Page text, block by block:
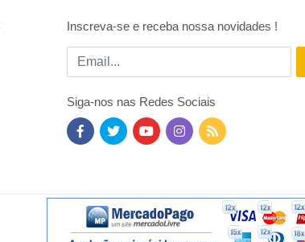
Inscreva-se e receba nossa novidades !
Siga-nos nas Redes Sociais